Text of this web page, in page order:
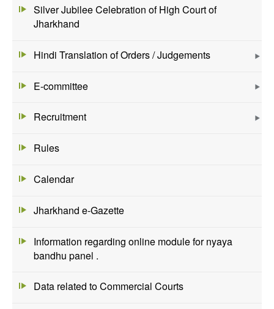
Silver Jubilee Celebration of High Court of
Jharkhand
Hindi Translation of Orders / Judgements
E-committee
Recruitment
Rules
Calendar
Jharkhand e-Gazette
Information regarding online module for nyaya
bandhu panel .
Data related to Commercial Courts